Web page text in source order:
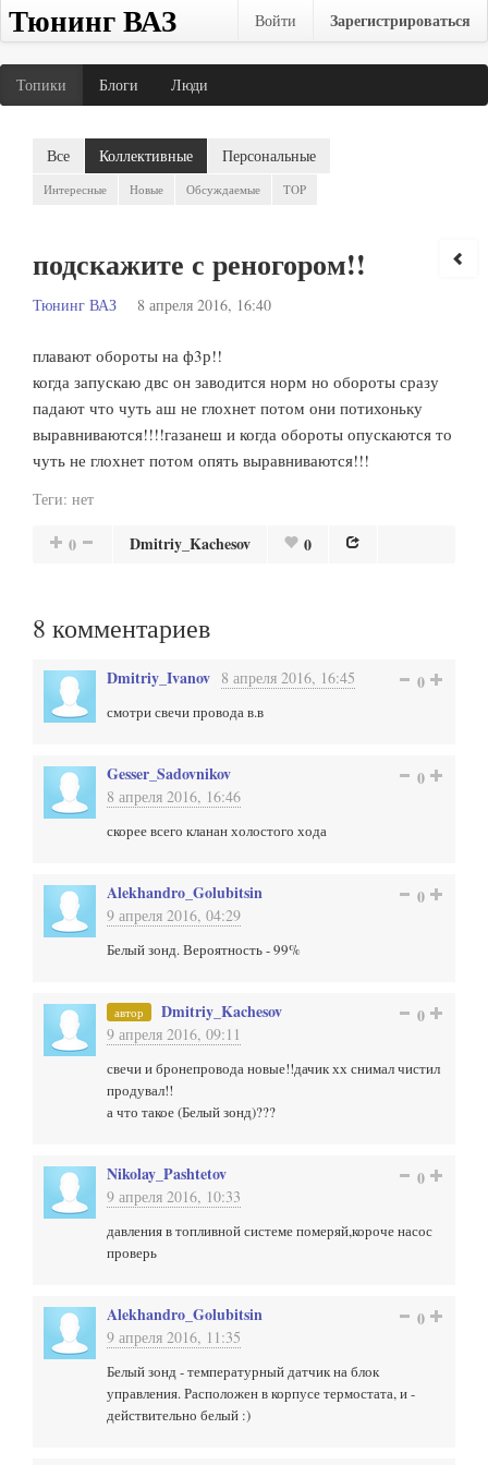
Тюнинг ВАЗ Войти Зарегистрироваться
Топики Блоги Люди
Все Коллективные Персональные
Интересные Новые Обсуждаемые TOP
подскажите с реногором!!
Тюнинг ВАЗ 8 апреля 2016, 16:40
плавают обороты на ф3р!!
когда запускаю двс он заводится норм но обороты сразу
падают что чуть аш не глохнет потом они потихоньку
выравниваются!!!!газанеш и когда обороты опускаются то
чуть не глохнет потом опять выравниваются!!!
Теги: нет
0 Dmitriy_Kachesov 0
8 комментариев
Dmitriy_Ivanov 8 апреля 2016, 16:45 0
смотри свечи провода в.в
Gesser_Sadovnikov
8 апреля 2016, 16:46
0
скорее всего кланан холостого хода
Alekhandro_Golubitsin
9 апреля 2016, 04:29
0
Белый зонд. Вероятность - 99%
автор Dmitriy_Kachesov
9 апреля 2016, 09:11
0
свечи и бронепровода новые!!дачик хх снимал чистил
продувал!!
а что такое (Белый зонд)???
Nikolay_Pashtetov
9 апреля 2016, 10:33
0
давления в топливной системе померяй,короче насос
проверь
Alekhandro_Golubitsin
9 апреля 2016, 11:35
0
Белый зонд - температурный датчик на блок
управления. Расположен в корпусе термостата, и -
действительно белый :)